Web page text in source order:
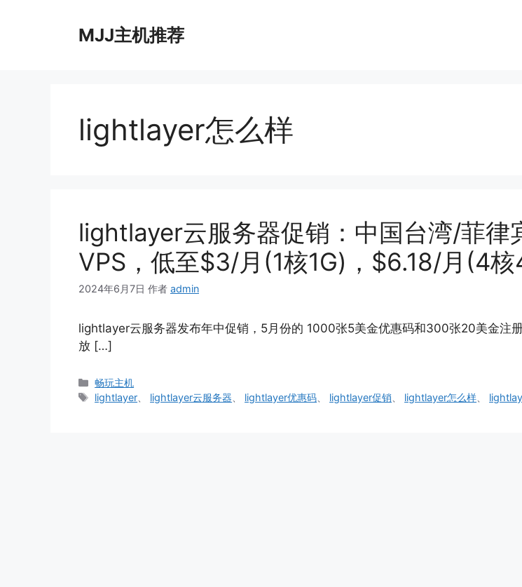
MJJ主机推荐
lightlayer怎么样
lightlayer云服务器促销：中国台湾/菲律
VPS，低至$3/月(1核1G)，$6.18/月(4核
2024年6月7日 作者 admin
lightlayer云服务器发布年中促销，5月份的 1000张5美金优惠码和300张20美金注
放 […]
分
类
畅玩主机
标
lightlayer lightlayer云服务器 lightlayer优惠码 lightlayer促销 lightlayer怎么样